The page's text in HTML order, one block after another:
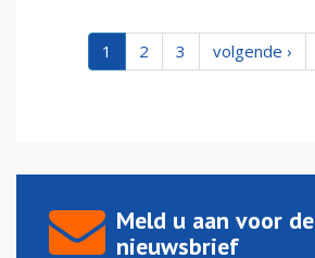
1 2 3 volgende ›
Meld u aan voor de
nieuwsbrief